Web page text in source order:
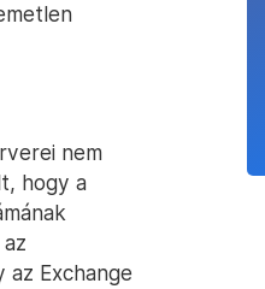
nem
hogy a
Exchange